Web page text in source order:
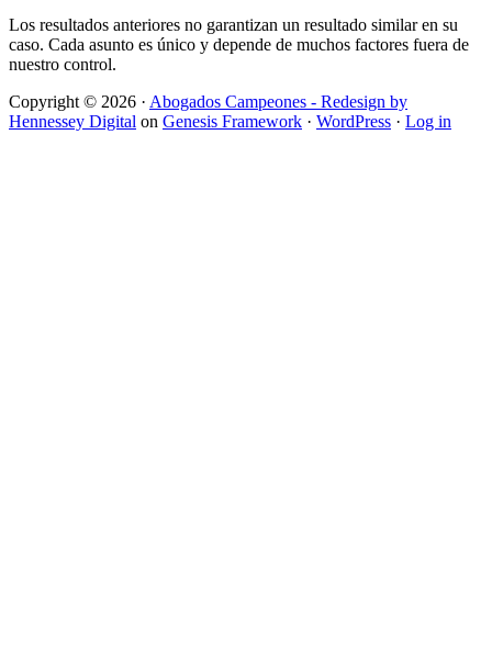
Los resultados anteriores no garantizan un resultado similar en su
caso. Cada asunto es único y depende de muchos factores fuera de
nuestro control.
Copyright © 2026 · Abogados Campeones - Redesign by
Hennessey Digital on Genesis Framework · WordPress · Log in